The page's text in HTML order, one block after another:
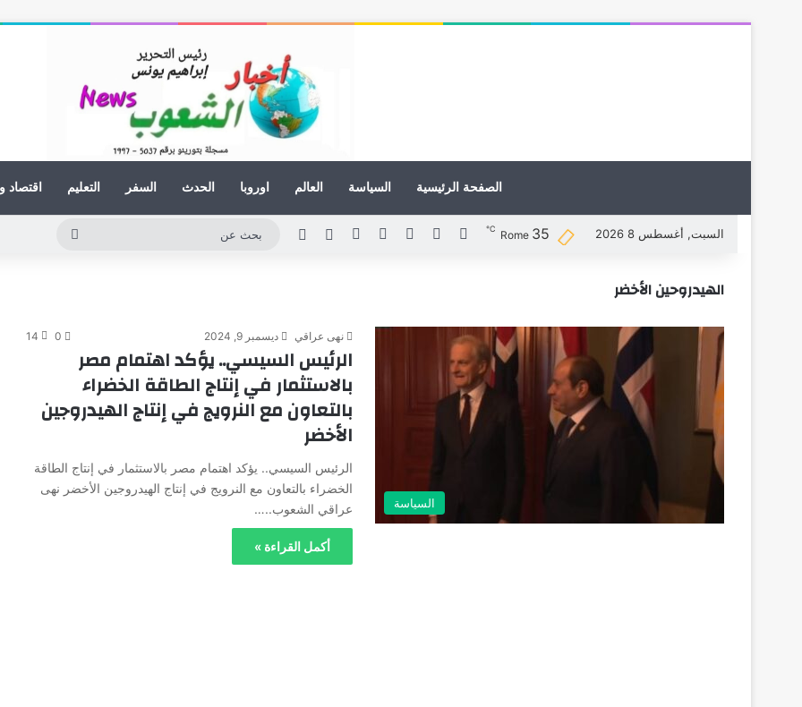
الصفحة الرئيسية السياسة العالم اوروبا الحدث السفر التعليم اقتصاد
السبت, أغسطس 8 2026 Rome 35
℃ فيسبوك لينكدإنيوتيوب انستقراممقال عشوائي
الوضع المظلم
الهيدروحين الأخضر
السياسة
نهى عراقي ديسمبر 9, 2024 0
14
الرئيس السيسي.. يؤكد اهتمام مصر
بالاستثمار في إنتاج الطاقة الخضراء
بالتعاون مع النرويج في إنتاج الهيدروجين
الأخضر
الرئيس السيسي.. يؤكد اهتمام مصر بالاستثمار في إنتاج الطاقة
الخضراء بالتعاون مع النرويج في إنتاج الهيدروجين الأخضر نهى
عراقي الشعوب..…
أكمل القراءة »